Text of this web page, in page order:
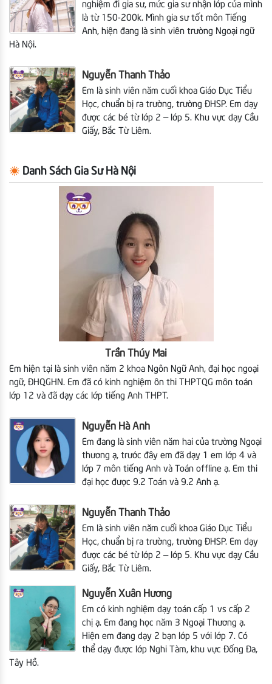
nghiệm đi gia sư, mức gia sư nhận lớp của mình
là từ 150-200k. Mình gia sư tốt môn Tiếng
Anh, hiện đang là sinh viên trường Ngoại ngữ
Hà Nội.
Nguyễn Thanh Thảo
Em là sinh viên năm cuối khoa Giáo Dục Tiểu
Học, chuẩn bị ra trường, trường ĐHSP. Em dạy
được các bé từ lớp 2 – lớp 5. Khu vực dạy Cầu
Giấy, Bắc Từ Liêm.
Danh Sách Gia Sư Hà Nội
Trần Thúy Mai
Em hiện tại là sinh viên năm 2 khoa Ngôn Ngữ Anh, đại học ngoại
ngữ, ĐHQGHN. Em đã có kinh nghiệm ôn thi THPTQG môn toán
lớp 12 và đã dạy các lớp tiếng Anh THPT.
Nguyễn Hà Anh
Em đang là sinh viên năm hai của trường Ngoại
thương ạ, trước đây em đã dạy 1 em lớp 4 và
lớp 7 môn tiếng Anh và Toán offline ạ. Em thi
đại học được 9.2 Toán và 9.2 Anh ạ.
Nguyễn Thanh Thảo
Em là sinh viên năm cuối khoa Giáo Dục Tiểu
Học, chuẩn bị ra trường, trường ĐHSP. Em dạy
được các bé từ lớp 2 – lớp 5. Khu vực dạy Cầu
Giấy, Bắc Từ Liêm.
Nguyễn Xuân Hương
Em có kinh nghiệm dạy toán cấp 1 vs cấp 2
chị ạ. Em đang học năm 3 Ngoại Thương ạ.
Hiện em đang dạy 2 bạn lớp 5 với lớp 7. Có
thể dạy được lớp Nghi Tàm, khu vực Đống Đa,
Tây Hồ.